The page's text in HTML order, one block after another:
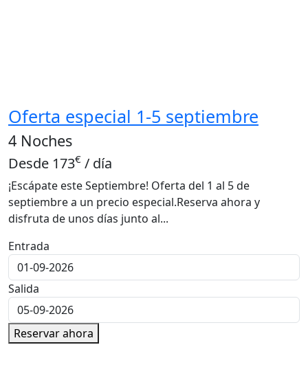
Oferta especial 1-5 septiembre
4 Noches
Desde 173€ / día
¡Escápate este Septiembre! Oferta del 1 al 5 de
septiembre a un precio especial.Reserva ahora y
disfruta de unos días junto al...
Entrada
Salida
Reservar ahora